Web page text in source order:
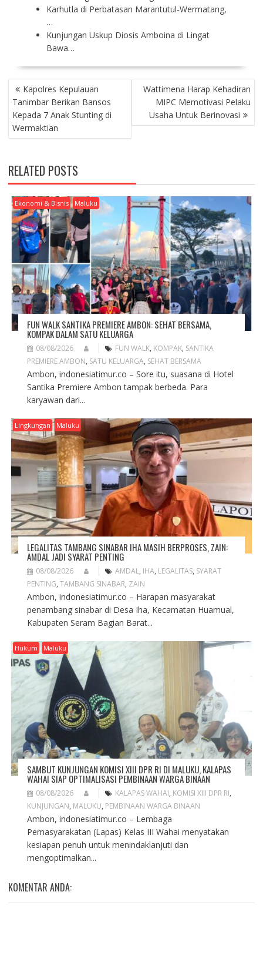
Karhutla di Perbatasan Marantutul-Wermatang,
…
Kunjungan Uskup Diosis Amboina di Lingat
Bawa…
P
O
S
T
N
V
I
G
A
T
O
Kapolres Kepulauan
Tanimbar Berikan Bansos
Kepada 7 Anak Stunting di
Wermaktian
Wattimena Harap Kehadiran
MIPC Memotivasi Pelaku
Usaha Untuk Berinovasi
RELATED POSTS
Ekonomi & Bisnis Maluku
FUN WALK SANTIKA PREMIERE AMBON: SEHAT BERSAMA,
KOMPAK DALAM SATU KELUARGA
08/08/2026 FUN WALK, KOMPAK, SANTIKA
PREMIERE AMBON, SATU KELUARGA, SEHAT BERSAMA
Ambon, indonesiatimur.co – Sore itu, suasana di Hotel
Santika Premiere Ambon tampak berbeda. Para
karyawan dari...
Lingkungan Maluku
LEGALITAS TAMBANG SINABAR IHA MASIH BERPROSES, ZAIN:
AMDAL JADI SYARAT PENTING
08/08/2026 AMDAL, IHA, LEGALITAS, SYARAT
PENTING, TAMBANG SINABAR, ZAIN
Ambon, indonesiatimur.co – Harapan masyarakat
penambang sinabar di Desa Iha, Kecamatan Huamual,
Kabupaten Seram Bagian Barat...
Hukum Maluku
SAMBUT KUNJUNGAN KOMISI XIII DPR RI DI MALUKU, KALAPAS
WAHAI SIAP OPTIMALISASI PEMBINAAN WARGA BINAAN
08/08/2026 KALAPAS WAHAI, KOMISI XIII DPR RI,
KUNJUNGAN, MALUKU, PEMBINAAN WARGA BINAAN
Ambon, indonesiatimur.co – Lembaga
Pemasyarakatan (Lapas) Kelas III Wahai menyatakan
kesiapan penuh untuk menindaklanjuti dan
mengoptimalkan...
KOMENTAR ANDA: